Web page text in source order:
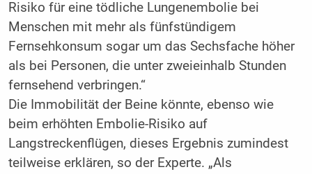
Risiko für eine tödliche Lungenembolie bei
Menschen mit mehr als fünfstündigem
Fernsehkonsum sogar um das Sechsfache höher
als bei Personen, die unter zweieinhalb Stunden
fernsehend verbringen.“
Die Immobilität der Beine könnte, ebenso wie
beim erhöhten Embolie-Risiko auf
Langstreckenflügen, dieses Ergebnis zumindest
teilweise erklären, so der Experte. „Als